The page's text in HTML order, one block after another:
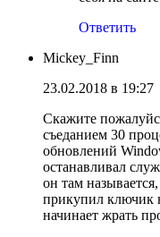
Ответить
Mickey_Finn
23.02.2018 в 19:27
Скажите
съеданием 30
обновлений
останавливал
он там
прикупил ключик
начинает жрать